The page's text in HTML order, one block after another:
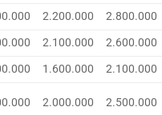
2.200.000
2.800.000
2.100.000
2.600.000
1.600.000
2.100.000
2.000.000 2.500.000